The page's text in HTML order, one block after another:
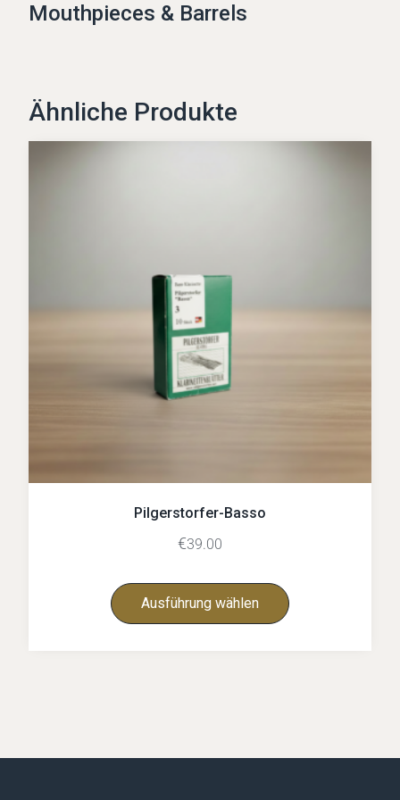
Mouthpieces & Barrels
Ähnliche Produkte
Pilgerstorfer-Basso
€39.00
Ausführung wählen